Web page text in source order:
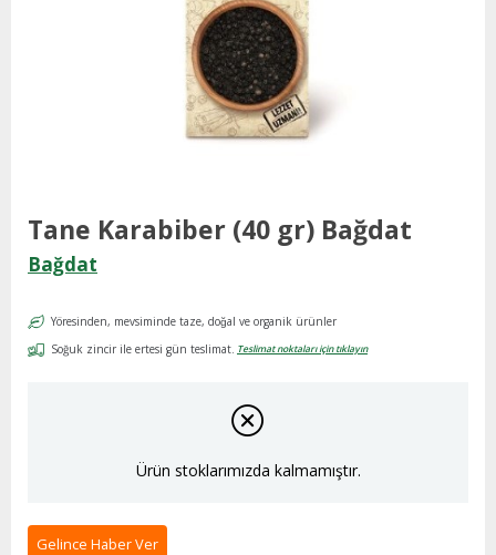
Tane Karabiber (40 gr) Bağdat
Bağdat
Yöresinden, mevsiminde taze, doğal ve organik ürünler
Soğuk zincir ile ertesi gün teslimat. Teslimat noktaları için tıklayın
Ürün stoklarımızda kalmamıştır.
Gelince Haber Ver